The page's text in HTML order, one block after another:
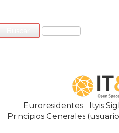
Euroresidentes| Ityis
Principios Generales